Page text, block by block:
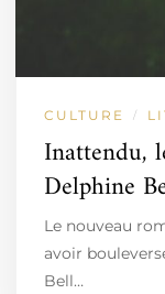
CULTURE /
Inattendu,
Delphine
Le nouveau
avoir
Bell…